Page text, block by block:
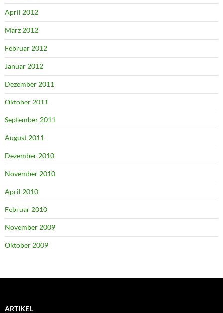
April 2012
März 2012
Februar 2012
Januar 2012
Dezember 2011
Oktober 2011
September 2011
August 2011
Dezember 2010
November 2010
April 2010
Februar 2010
November 2009
Oktober 2009
ARTIKEL